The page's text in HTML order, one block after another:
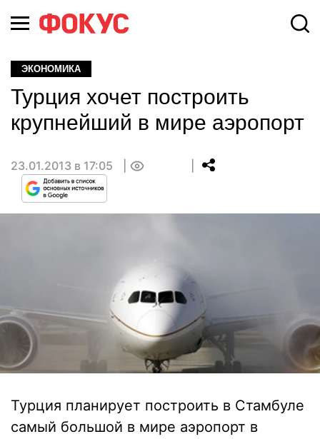
ЭКОНОМИКА
Турция хочет построить
крупнейший в мире аэропорт
23.01.2013 в 17:05
Турция планирует построить в Стамбуле
самый большой в мире аэропорт в